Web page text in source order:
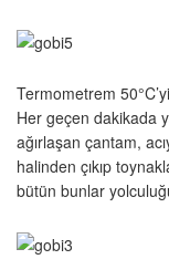
Termometrem
Her geçen dakikada
ağırlaşan çantam,
halinden çıkıp
bütün bunlar